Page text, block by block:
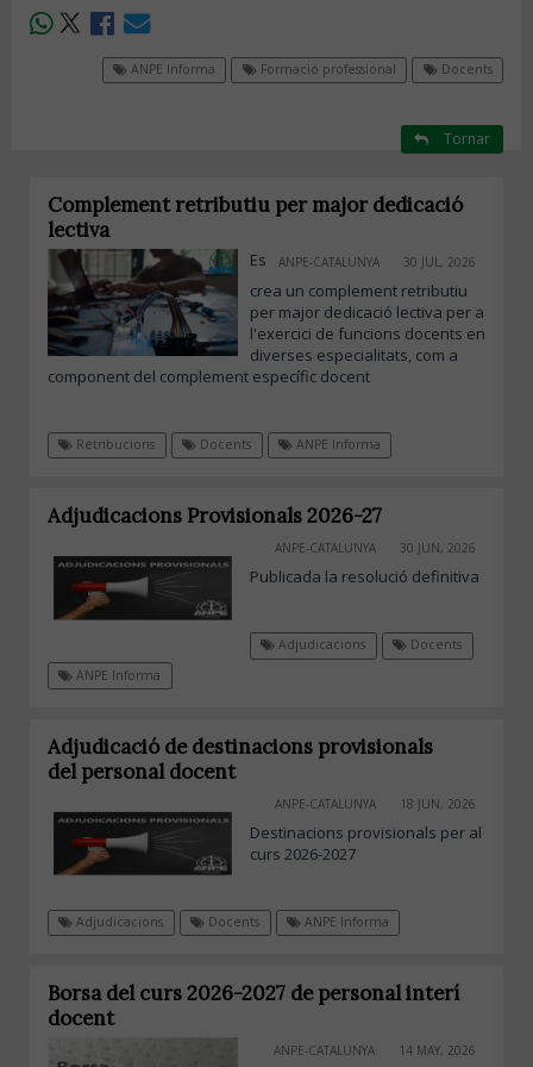
ANPE Informa Formació professional Docents
Tornar
Complement retributiu per major dedicació
lectiva
ANPE-CATALUNYA 30 JUL, 2026
Es
crea un complement retributiu
per major dedicació lectiva per a
l'exercici de funcions docents en
diverses especialitats, com a
component del complement específic docent
Retribucions Docents ANPE Informa
Adjudicacions Provisionals 2026-27
ANPE-CATALUNYA 30 JUN, 2026
Publicada la resolució definitiva
Adjudicacions
Docents
ANPE Informa
Adjudicació de destinacions provisionals
del personal docent
ANPE-CATALUNYA 18 JUN, 2026
Destinacions provisionals per al
curs 2026-2027
Adjudicacions Docents ANPE Informa
Borsa del curs 2026-2027 de personal interí
docent
ANPE-CATALUNYA 14 MAY, 2026